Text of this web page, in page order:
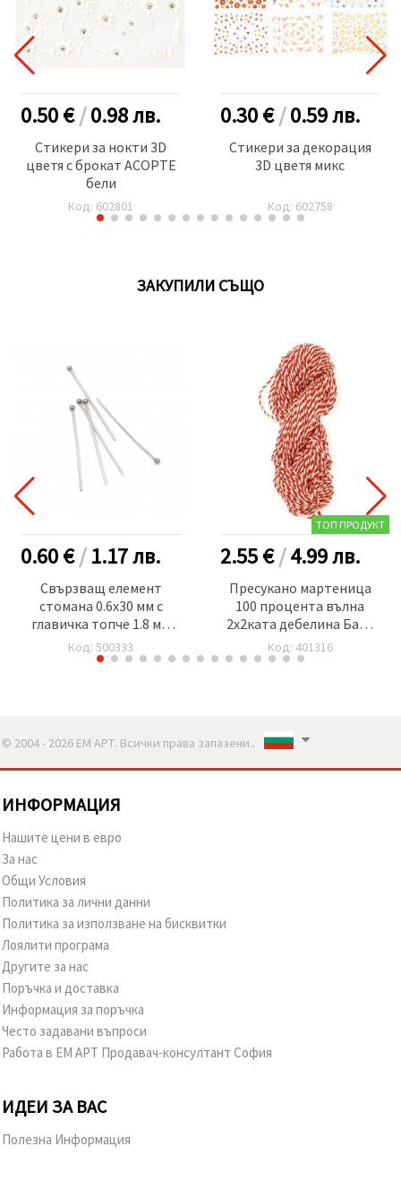
0.50 €/0.98лв.
Стикери за нокти 3D
цветя с брокат АСОРТЕ
бели
Код: 602801
0.30 €/0.59лв.
Стикери за декорация
3D цветя микс
Код: 602758
ЗАКУПИЛИ СЪЩО
0.60 €/1.17лв.
Свързващ елемент
стомана 0.6x30 мм с
главичка топче 1.8 мм
цвят сребро -20 броя
Код: 500333
ТОП ПРОДУКТ
2.55 €/4.99лв.
Пресукано мартеница
100 процента вълна
2x2ката дебелина Баба
Марта Ст -100 грама -75
метра
Код: 401316
© 2004 - 2026 ЕМ АРТ. Всички права запазени..
ИНФОРМАЦИЯ
Нашите цени в евро
За нас
Общи Условия
Политика за лични данни
Политика за използване на бисквитки
Лоялити програма
Другите за нас
Поръчка и доставка
Информация за поръчка
Често задавани въпроси
Работа в ЕМ АРТ Продавач-консултант София
ИДЕИ ЗА ВАС
Полезна Информация